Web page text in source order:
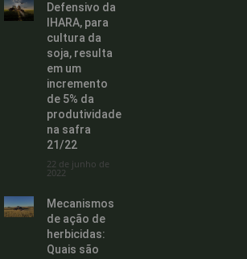
Defensivo da
IHARA, para
cultura da
soja, resulta
em um
incremento
de 5% da
produtividade
na safra
21/22
22 de junho de
2022
Mecanismos
de ação de
herbicidas:
Quais são